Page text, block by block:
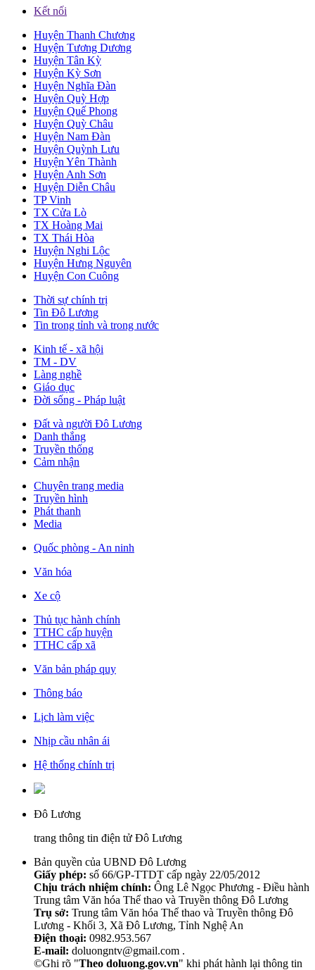
Kết nối
Huyện Thanh Chương
Huyện Tương Dương
Huyện Tân Kỳ
Huyện Kỳ Sơn
Huyện Nghĩa Đàn
Huyện Quỳ Hợp
Huyện Quế Phong
Huyện Quỳ Châu
Huyện Nam Đàn
Huyện Quỳnh Lưu
Huyện Yên Thành
Huyện Anh Sơn
Huyện Diễn Châu
TP Vinh
TX Cửa Lò
TX Hoàng Mai
TX Thái Hòa
Huyện Nghi Lộc
Huyện Hưng Nguyên
Huyện Con Cuông
Thời sự chính trị
Tin Đô Lương
Tin trong tỉnh và trong nước
Kinh tế - xã hội
TM - DV
Làng nghề
Giáo dục
Đời sống - Pháp luật
Đất và người Đô Lương
Danh thắng
Truyền thống
Cảm nhận
Chuyên trang media
Truyền hình
Phát thanh
Media
Quốc phòng - An ninh
Văn hóa
Xe cộ
Thủ tục hành chính
TTHC cấp huyện
TTHC cấp xã
Văn bản pháp quy
Thông báo
Lịch làm việc
Nhịp cầu nhân ái
Hệ thống chính trị
Đô Lương
trang thông tin điện tử Đô Lương
Bản quyền của UBND Đô Lương
Giấy phép: số 66/GP-TTDT cấp ngày 22/05/2012
Chịu trách nhiệm chính: Ông Lê Ngọc Phương - Điều hành
Trung tâm Văn hóa Thể thao và Truyền thông Đô Lương
Trụ sở: Trung tâm Văn hóa Thể thao và Truyền thông Đô
Lương - Khối 3, Xã Đô Lương, Tỉnh Nghệ An
Điện thoại: 0982.953.567
E-mail: doluongntv@gmail.com .
©Ghi rõ "Theo doluong.gov.vn" khi phát hành lại thông tin